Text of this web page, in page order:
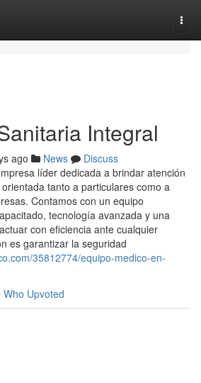
Integral
ago News
Discuss
líder dedicada a brindar atención
tanto a particulares como a
Contamos con un equipo
tecnología avanzada y una
con eficiencia ante cualquier
es garantizar la seguridad
35812774/equipo-medico-en-
Who Upvoted